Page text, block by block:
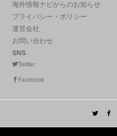
海外情報ナビからのお知らせ
プライバシー・ポリシー
運営会社
お問い合わせ
SNS
Twitter
Facebook